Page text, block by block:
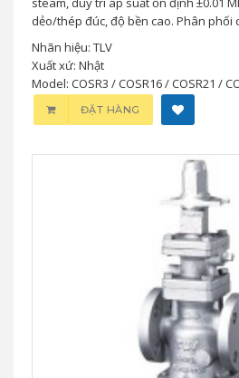
dẻo/thép đúc, độ bền cao. Phân phối
Nhãn hiệu: TLV
Xuất xứ: Nhật
Model: COSR3 / COSR16 / COSR21 /
ĐẶT HÀNG